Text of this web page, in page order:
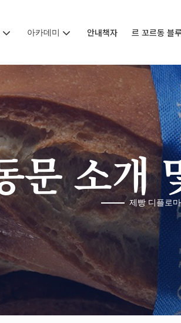
아카데미 안내책자 르 꼬르동 블
문 소개
제빵 디플로마